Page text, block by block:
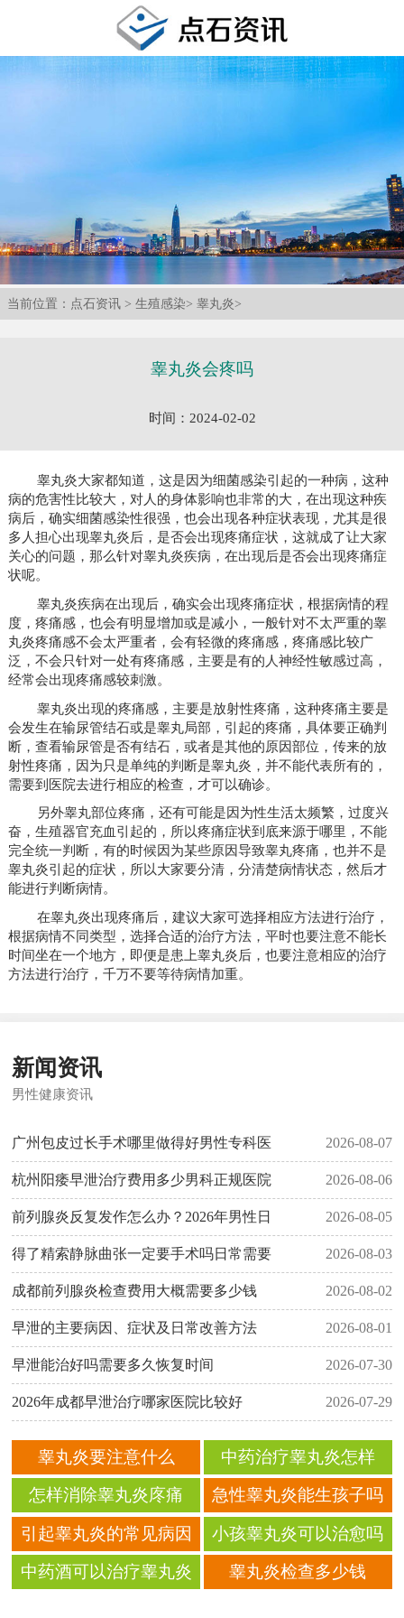
当前位置： 点石资讯 > 生殖感染> 睾丸炎>
睾丸炎会疼吗
时间：2024-02-02
睾丸炎大家都知道，这是因为细菌感染引起的一种病，这种
病的危害性比较大，对人的身体影响也非常的大，在出现这种疾
病后，确实细菌感染性很强，也会出现各种症状表现，尤其是很
多人担心出现睾丸炎后，是否会出现疼痛症状，这就成了让大家
关心的问题，那么针对睾丸炎疾病，在出现后是否会出现疼痛症
状呢。
睾丸炎疾病在出现后，确实会出现疼痛症状，根据病情的程
度，疼痛感，也会有明显增加或是减小，一般针对不太严重的睾
丸炎疼痛感不会太严重者，会有轻微的疼痛感，疼痛感比较广
泛，不会只针对一处有疼痛感，主要是有的人神经性敏感过高，
经常会出现疼痛感较刺激。
睾丸炎出现的疼痛感，主要是放射性疼痛，这种疼痛主要是
会发生在输尿管结石或是睾丸局部，引起的疼痛，具体要正确判
断，查看输尿管是否有结石，或者是其他的原因部位，传来的放
射性疼痛，因为只是单纯的判断是睾丸炎，并不能代表所有的，
需要到医院去进行相应的检查，才可以确诊。
另外睾丸部位疼痛，还有可能是因为性生活太频繁，过度兴
奋，生殖器官充血引起的，所以疼痛症状到底来源于哪里，不能
完全统一判断，有的时候因为某些原因导致睾丸疼痛，也并不是
睾丸炎引起的症状，所以大家要分清，分清楚病情状态，然后才
能进行判断病情。
在睾丸炎出现疼痛后，建议大家可选择相应方法进行治疗，
根据病情不同类型，选择合适的治疗方法，平时也要注意不能长
时间坐在一个地方，即便是患上睾丸炎后，也要注意相应的治疗
方法进行治疗，千万不要等待病情加重。
新闻资讯
男性健康资讯
广州包皮过长手术哪里做得好男性专科医 2026-08-07
杭州阳痿早泄治疗费用多少男科正规医院 2026-08-06
前列腺炎反复发作怎么办？2026年男性日 2026-08-05
得了精索静脉曲张一定要手术吗日常需要 2026-08-03
成都前列腺炎检查费用大概需要多少钱 2026-08-02
早泄的主要病因、症状及日常改善方法 2026-08-01
早泄能治好吗需要多久恢复时间 2026-07-30
2026年成都早泄治疗哪家医院比较好 2026-07-29
睾丸炎要注意什么 中药治疗睾丸炎怎样
怎样消除睾丸炎庝痛 急性睾丸炎能生孩子吗
引起睾丸炎的常见病因
有哪些
小孩睾丸炎可以治愈吗
中药酒可以治疗睾丸炎 睾丸炎检查多少钱